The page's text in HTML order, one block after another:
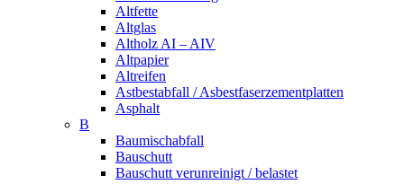
Altfette
Altglas
Altholz AI – AIV
Altpapier
Altreifen
Astbestabfall / Asbestfaserzementplatten
Asphalt
B
Baumischabfall
Bauschutt
Bauschutt verunreinigt / belastet